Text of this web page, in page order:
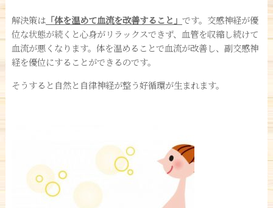
解決策は「体を温めて血流を改善すること」 です。交感神経が優
位な状態が続くと心身がリラックスできず、血管を収縮し続けて
血流が悪くなります。体を温めることで血流が改善し、副交感神
経を優位にすることができるのです。
そうすると自然と自律神経が整う好循環が生まれます。